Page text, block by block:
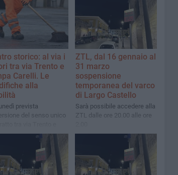
storico: al via i
tra via Trento e
Carelli. Le
alla
prevista
del senso unico
Castello
ZTL, dal 16 gennaio al
31 marzo
sospensione
temporanea del varco
di Largo Castello
Sarà possibile accedere alla
ZTL dalle ore 20.00 alle ore